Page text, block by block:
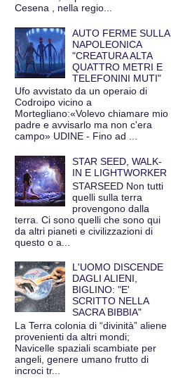
Cesena , nella regio...
AUTO FERME SULLA
NAPOLEONICA
"CREATURA ALTA
QUATTRO METRI E
TELEFONINI MUTI"
Ufo avvistato da un operaio di
Codroipo vicino a
Mortegliano:«Volevo chiamare mio
padre e avvisarlo ma non c'era
campo» UDINE - Fino ad ...
STAR SEED, WALK-
IN E LIGHTWORKER
STARSEED Non tutti
quelli sulla terra
provengono dalla
terra. Ci sono quelli che sono qui
da altri pianeti e civilizzazioni di
questo o a...
L'UOMO DISCENDE
DAGLI ALIENI,
BIGLINO: "E'
SCRITTO NELLA
SACRA BIBBIA"
La Terra colonia di “divinità” aliene
provenienti da altri mondi;
Navicelle spaziali scambiate per
angeli, genere umano frutto di
incroci tr...